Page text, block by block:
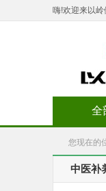
嗨!欢迎来以岭
全
您现在的
中医补